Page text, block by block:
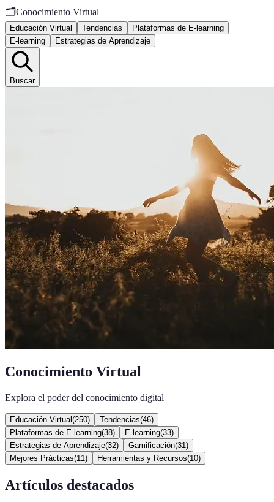
🗂️Conocimiento Virtual
Educación Virtual Tendencias
Plataformas de E-learning
E-learning
Estrategias de Aprendizaje
Buscar
Conocimiento Virtual
Explora el poder del conocimiento digital
Educación Virtual (250) Tendencias(46)
Plataformas de E-learning(38) E-learning(33)
Estrategias de Aprendizaje(32) Gamificación(31 )
Mejores Prácticas(11 ) Herramientas y Recursos(10)
Artículos destacados